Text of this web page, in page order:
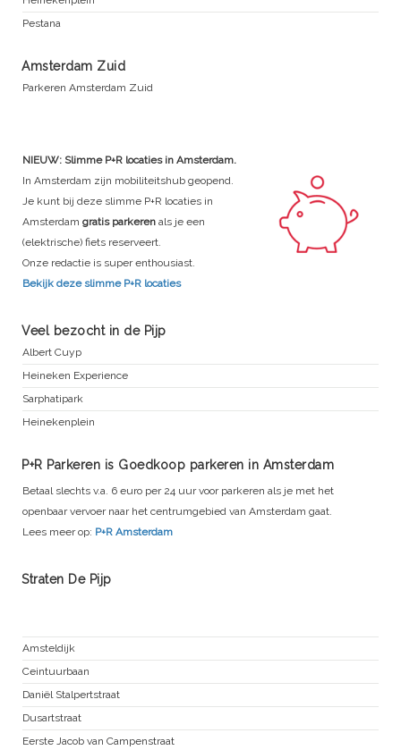
Pestana
Amsterdam Zuid
Parkeren Amsterdam Zuid
NIEUW: Slimme P+R locaties in Amsterdam.
In Amsterdam zijn mobiliteitshub geopend.
Je kunt bij deze slimme P+R locaties in
Amsterdam gratis parkeren als je een
(elektrische) fiets reserveert.
Onze redactie is super enthousiast.
Bekijk deze slimme P+R locaties
Veel bezocht in de Pijp
Albert Cuyp
Heineken Experience
Sarphatipark
Heinekenplein
P+R Parkeren is Goedkoop parkeren in Amsterdam
Betaal slechts v.a. 6 euro per 24 uur voor parkeren als je met het
openbaar vervoer naar het centrumgebied van Amsterdam gaat.
Lees meer op: P+R Amsterdam
Straten De Pijp
Amsteldijk
Ceintuurbaan
Daniël Stalpertstraat
Dusartstraat
Eerste Jacob van Campenstraat